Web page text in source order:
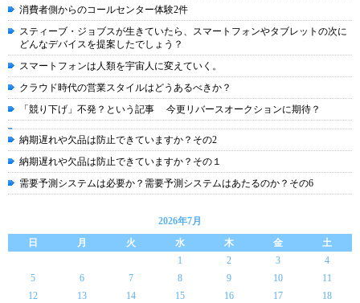
消費者側からのコールセンター体験2件
スティーブ・ジョブスが生きていたら、スマートフォンやタブレットの次に
どんなデバイスを提案したでしょう？
スマートフォンは人類を宇宙人に変えていく。
クラウド時代の営業スタイルはどうあるべきか？
「競り下げ」不発？という記事 今更リバースオークションに期待？
納期遅れや欠品は防止できていますか？その2
納期遅れや欠品は防止できていますか？その１
需要予測システムは必要か？需要予測システムはあたるのか？その6
2026年7月
日
月 火 水 木 金
土
1
2 3
4
5
6 7 8 9 10
11
12
13 14 15 16 17
18